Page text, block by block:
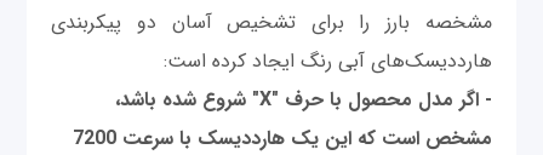
مشخصه بارز را برای تشخیص آسان دو پیکربندی
هارددیسک‌های آبی رنگ ایجاد کرده است:
- اگر مدل محصول با حرف "X" شروع شده باشد،
مشخص است که این یک هارددیسک با سرعت 7200